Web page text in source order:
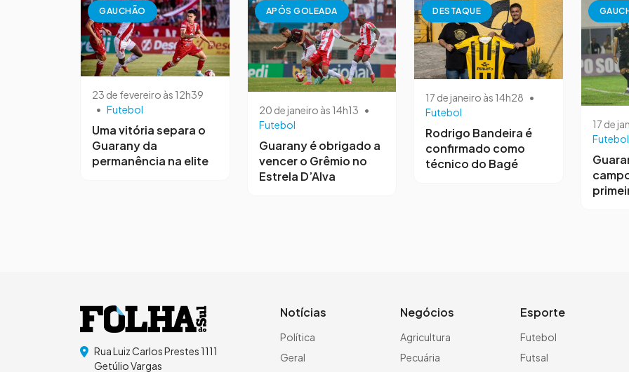
GAUCHÃO
23 de fevereiro às 12h39
• Futebol
Uma vitória separa o
Guarany da
permanência na elite
APÓS GOLEADA
20 de janeiro às 14h13 •
Futebol
Guarany é obrigado a
vencer o Grêmio no
Estrela D’Alva
DESTAQUE
17 de janeiro às 14h28 •
Futebol
Rodrigo Bandeira é
confirmado como
técnico do Bagé
17 de
Futebol
Rua Luiz Carlos Prestes 1111
Getúlio Vargas
Notícias
Política
Geral
Negócios
Agricultura
Pecuária
Esporte
Futebol
Futsal